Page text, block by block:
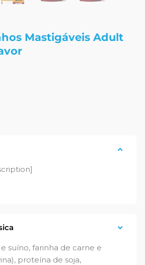
Mastigáveis Adult
suíno, farinha de carne e
proteína de soja,